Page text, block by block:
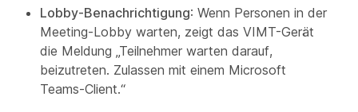
Lobby-Benachrichtigung: Wenn Personen in der
Meeting-Lobby warten, zeigt das VIMT-Gerät
die Meldung „Teilnehmer warten darauf,
beizutreten. Zulassen mit einem Microsoft
Teams-Client.“